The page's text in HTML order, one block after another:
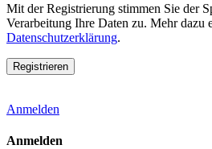
Mit der Registrierung stimmen Sie der
Verarbeitung Ihre Daten zu. Mehr dazu
Datenschutzerklärung.
Anmelden
Anmelden